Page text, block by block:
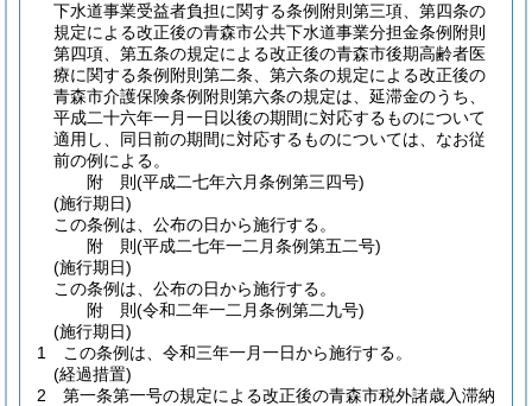
下水道事業受益者負担に関する条例附則第三項、第四条の
規定による改正後の青森市公共下水道事業分担金条例附則
第四項、第五条の規定による改正後の青森市後期高齢者医
療に関する条例附則第二条、第六条の規定による改正後の
青森市介護保険条例附則第六条の規定は、延滞金のうち、
平成二十六年一月一日以後の期間に対応するものについて
適用し、同日前の期間に対応するものについては、なお従
前の例による。
附 則(平成二七年六月条例第三四号)
(施行期日)
この条例は、公布の日から施行する。
附 則(平成二七年一二月条例第五二号)
(施行期日)
この条例は、公布の日から施行する。
附 則(令和二年一二月条例第二九号)
(施行期日)
1
この条例は、令和三年一月一日から施行する。
(経過措置)
2
第一条第一号の規定による改正後の青森市税外諸歳入滞納